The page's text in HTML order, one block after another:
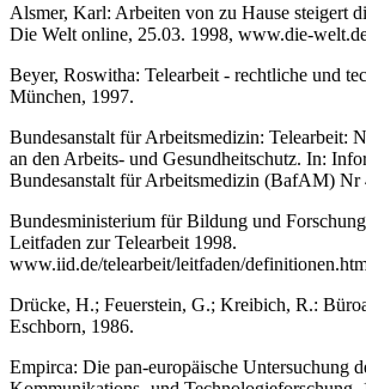
Alsmer, Karl: Arbeiten von zu Hause steigert
Die Welt online, 25.03. 1998, www.die-
Beyer, Roswitha: Telearbeit - rechtliche und
München, 1997.
Bundesanstalt für Arbeitsmedizin: Telearbeit:
an den Arbeits- und Gesundheitschutz. In:
Bundesanstalt für Arbeitsmedizin (BafAM) Nr
Bundesministerium für Bildung und
Leitfaden zur Telearbeit 1998.
www.iid.de/telearbeit/leitfaden/
Drücke, H.; Feuerstein, G.; Kreibich, R.:
Eschborn, 1986.
Empirca: Die pan-europäische Untersuchung